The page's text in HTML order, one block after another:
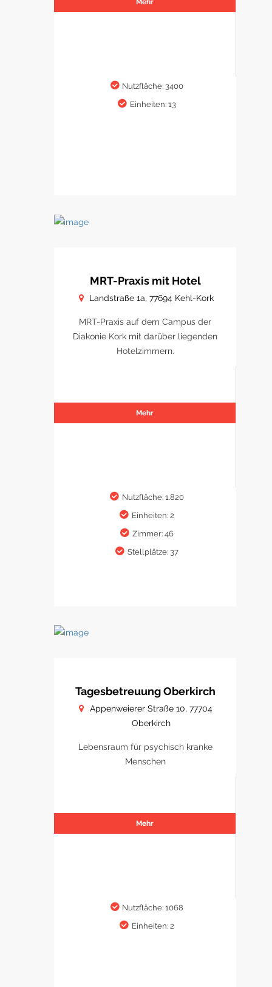
Mehr
Nutzfläche: 3400
Einheiten: 13
MRT-Praxis mit Hotel
Landstraße 1a, 77694 Kehl-Kork
MRT-Praxis auf dem Campus der
Diakonie Kork mit darüber liegenden
Hotelzimmern.
Mehr
Nutzfläche: 1.820
Einheiten: 2
Zimmer: 46
Stellplätze: 37
Tagesbetreuung Oberkirch
Appenweierer Straße 10, 77704
Oberkirch
Lebensraum für psychisch kranke
Menschen
Mehr
Nutzfläche: 1068
Einheiten: 2